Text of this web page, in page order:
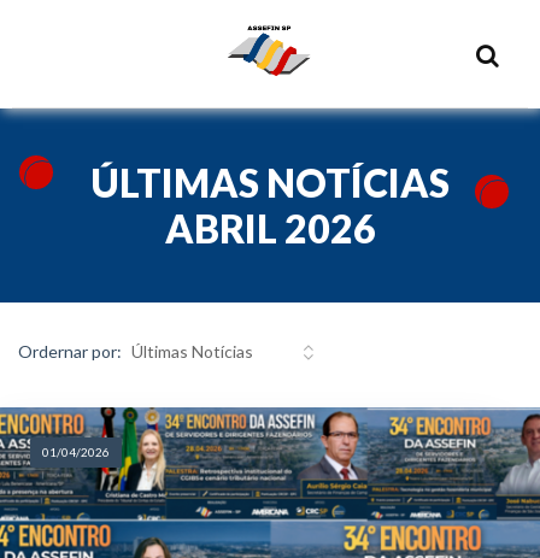
ÚLTIMAS NOTÍCIAS
ABRIL 2026
Ordernar por:
01/04/2026